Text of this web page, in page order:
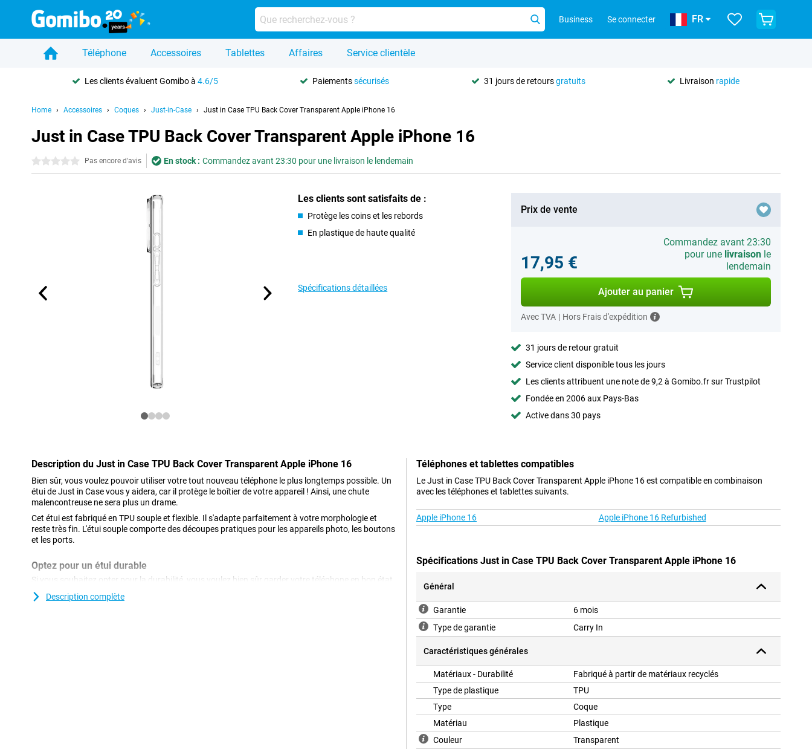
Business Se connecter FR
Téléphone Accessoires Tablettes Affaires Service clientèle
Les clients évaluent Gomibo à4.6/5 Paiementssécurisés 31 jours de retoursgratuits Livraison rapide
Home Accessoires Coques Just-in-Case Just in Case TPU Back Cover Transparent Apple iPhone 16
Just in Case TPU Back Cover Transparent Apple iPhone 16
0 étoiles Pas encore d'avis En stock : Commandez avant 23:30 pour une livraison le lendemain
Les clients sont satisfaits de :
Protège les coins et les rebords
En plastique de haute qualité
Spécifications détaillées
Prix de vente
17,95 €
Commandez avant 23:30
pour une livraisonle
lendemain
Ajouter au panier
Avec TVA | Hors Frais d'expédition
31 jours de retour gratuit
Service client disponible tous les jours
Les clients attribuent une note de 9,2 à Gomibo.fr sur Trustpilot
Fondée en 2006 aux Pays-Bas
Active dans 30 pays
Description du Just in Case TPU Back Cover Transparent Apple iPhone 16
Bien sûr, vous voulez pouvoir utiliser votre tout nouveau téléphone le plus longtemps possible. Un
étui de Just in Case vous y aidera, car il protège le boîtier de votre appareil ! Ainsi, une chute
malencontreuse ne sera plus un drame.
Cet étui est fabriqué en TPU souple et flexible. Il s'adapte parfaitement à votre morphologie et
reste très fin. L'étui souple comporte des découpes pratiques pour les appareils photo, les boutons
et les ports.
Optez pour un étui durable
Si vous souhaitez opter pour la durabilité, vous voulez bien sûr garder votre téléphone en bon état
le plus longtemps possible. C'est possible avec cet étui durable, fabriqué à partir de matériaux 100
% recyclés. Vous faites donc deux fois mieux ! Vous cherchez un étui transparent pour votre Apple
Description complète
Téléphones et tablettes compatibles
Le Just in Case TPU Back Cover Transparent Apple iPhone 16 est compatible en combinaison
avec les téléphones et tablettes suivants.
Apple iPhone 16 Apple iPhone 16 Refurbished
Spécifications Just in Case TPU Back Cover Transparent Apple iPhone 16
Général
Garantie
6 mois
Type de garantie
Carry In
Caractéristiques générales
Matériaux - Durabilité
Fabriqué à partir de matériaux recyclés
Type de plastique
TPU
Type
Coque
Matériau
Plastique
Couleur
Transparent